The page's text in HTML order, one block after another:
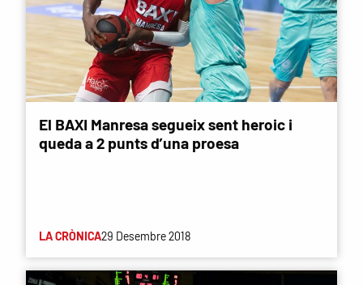
El BAXI Manresa segueix sent heroic i
queda a 2 punts d’una proesa
LA CRÒNICA29 Desembre 2018